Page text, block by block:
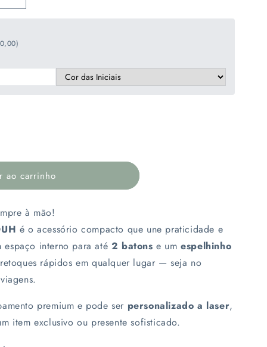
ao carrinho
à mão!
é o acessório compacto que une praticidade e
espaço interno para até 2 batons e umespelhinho
rápidos em qualquer lugar — seja no
premium e pode ser personalizado a laser,
item exclusivo ou presente sofisticado.